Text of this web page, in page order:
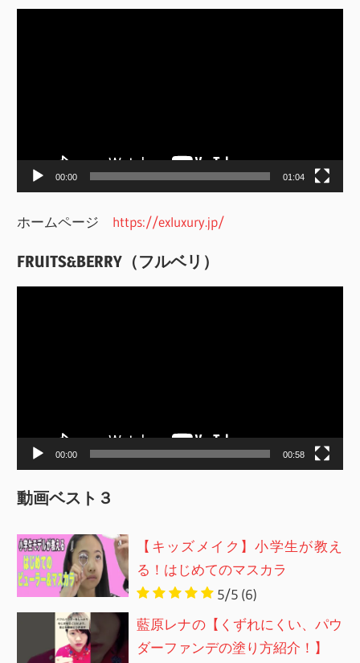
ー
00:00 01:04
ホームページ https://exluxury.jp/
FRUITS&BERRY（フルベリ）
ー
00:00 00:58
動画ベスト３
【キッズメイク】小学生が教え
る！はじめてのマスカラ
5/5 (6)
藍原レナの【くずれにくい、パウ
ダーファンデの塗り方紹介！】